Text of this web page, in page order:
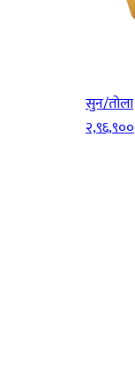
सुन/तोला
२,९६,९००